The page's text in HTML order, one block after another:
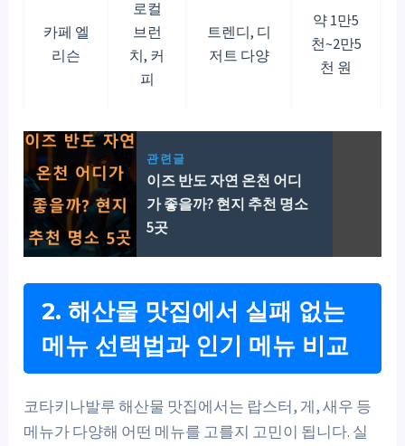
카페 엘
리슨
로컬
브런
치, 커
피
트렌디, 디
저트 다양
약 1만5
천~2만5
천 원
관련글
이즈 반도 자연 온천 어디
가 좋을까? 현지 추천 명소
5곳
2. 해산물 맛집에서 실패 없는
메뉴 선택법과 인기 메뉴 비교
코타키나발루 해산물 맛집에서는 랍스터, 게, 새우 등
메뉴가 다양해 어떤 메뉴를 고를지 고민이 됩니다. 실